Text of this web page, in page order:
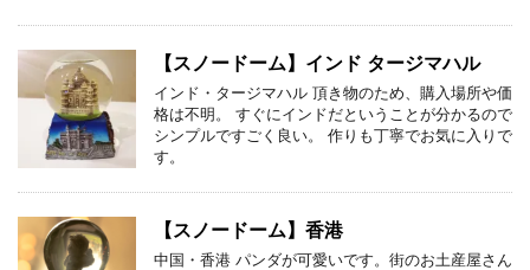
【スノードーム】インド タージマハル
インド・タージマハル 頂き物のため、購入場所や価
格は不明。 すぐにインドだということが分かるので
シンプルですごく良い。 作りも丁寧でお気に入りで
す。
【スノードーム】香港
中国・香港 パンダが可愛いです。街のお土産屋さん